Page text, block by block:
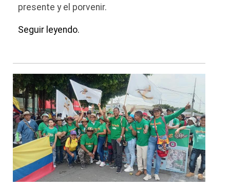
presente y el porvenir.
Seguir leyendo.